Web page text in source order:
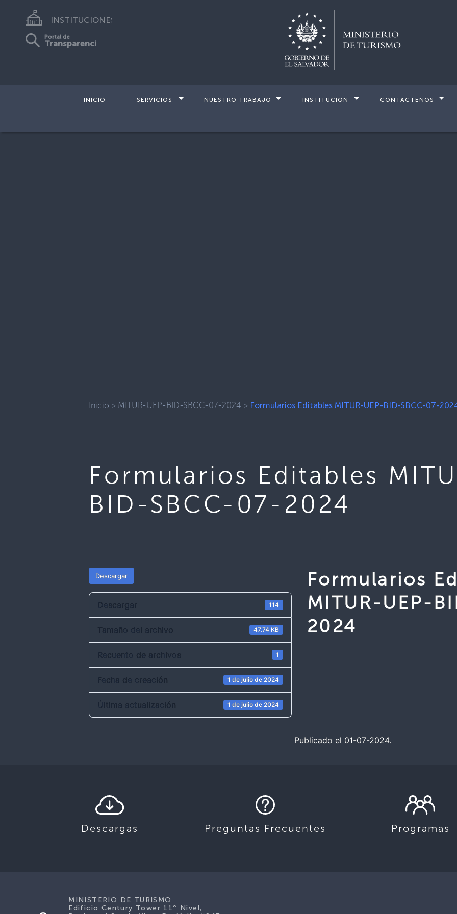
INSTITUCIONES
Portal de
Transparencia
INICIO SERVICIOS NUESTRO TRABAJO INSTITUCIÓN CONTÁCTENOS
Inicio > MITUR-UEP-BID-SBCC-07-2024 > Formularios Editables MITUR-UEP-BID-SBCC-07-
Formularios Editables
BID-SBCC-07-2024
Descargar
Descargar 114
Tamaño del archivo 47.74 KB
Recuento de archivos 1
Fecha de creación 1 de julio de 2024
Última actualización 1 de julio de 2024
Formularios
MITUR-UEP-
2024
Publicado el 01-07-2024.
Descargas Preguntas Frecuentes Programas
MINISTERIO DE TURISMO
Edificio Century Tower 11º Nivel,